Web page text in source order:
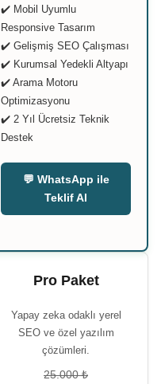
✔️ Mobil Uyumlu
Responsive Tasarım
✔️ Gelişmiş SEO Çalışması
✔️ Kurumsal Yedekli Altyapı
✔️ Arama Motoru
Optimizasyonu
✔️ 2 Yıl Ücretsiz Teknik
Destek
💬 WhatsApp ile
Teklif Al
Pro Paket
Yapay zeka odaklı yerel
SEO ve özel yazılım
çözümleri.
25.000 ₺